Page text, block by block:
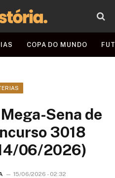
COPA DO MUNDO
Sena de
3018
06/2026)
15/06/2026 - 02:32